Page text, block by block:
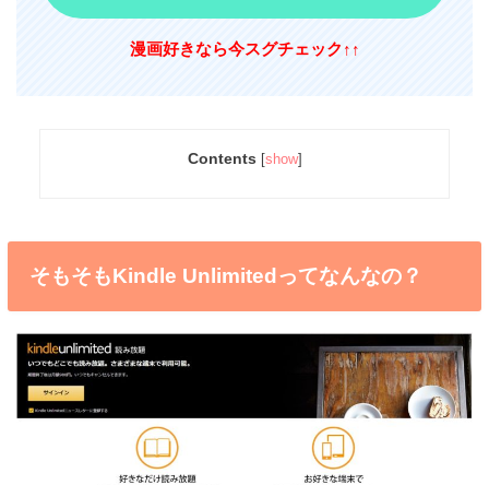
漫画好きなら今スグチェック↑↑
Contents [show]
そもそもKindle Unlimitedってなんなの？